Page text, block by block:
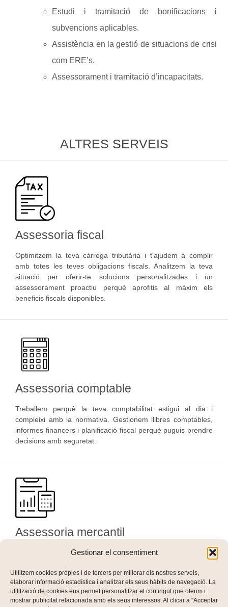
Gestionar el consentiment
Utilitzem cookies pròpies i de tercers per millorar els nostres serveis,
elaborar informació estadística i analitzar els seus hàbits de navegació. La
utilització de cookies ens permet personalitzar el contingut que oferim i
mostrar publicitat relacionada amb els seus interessos. Al clicar a "Acceptar
Estudi i tramitació de bonificacions i
subvencions aplicables.
Assistència en la gestió de situacions de crisi
com ERE’s.
Assessorament i tramitació d’incapacitats.
ALTRES SERVEIS
Assessoria fiscal
Optimitzem la teva càrrega tributària i t’ajudem a complir
amb totes les teves obligacions fiscals. Analitzem la teva
situació per oferir-te solucions personalitzades i un
assessorament proactiu perquè aprofitis al màxim els
beneficis fiscals disponibles.
Assessoria comptable
Treballem perquè la teva comptabilitat estigui al dia i
compleixi amb la normativa. Gestionem llibres comptables,
informes financers i planificació fiscal perquè puguis prendre
decisions amb seguretat.
Assessoria mercantil
T’acompanyem en la constitució i gestió de la teva empresa,
redacció d’estatuts fins a la gestió d’acords i contractes, som
al teu costat.